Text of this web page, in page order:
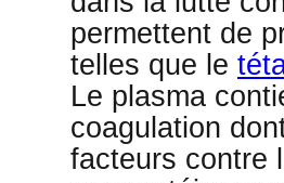
permettent de
telles que le
Le plasma
coagulation
facteurs contre